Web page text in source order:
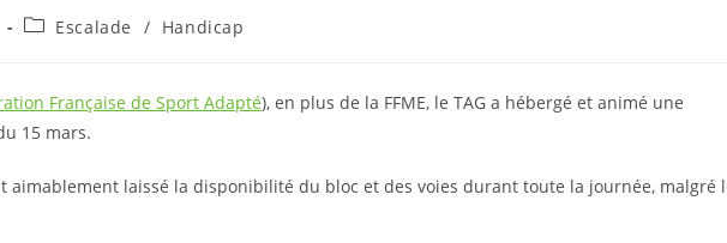
Escalade / Handicap
Française de Sport Adapté), en plus de la FFME, le TAG a hébergé et animé une
15 mars.
aimablement laissé la disponibilité du bloc et des voies durant toute la journée, malgré